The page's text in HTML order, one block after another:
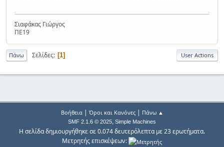
Σιαφάκας Γιώργος
ΠΕ19
Πάνω Σελίδες 1 User Actions
Βοήθεια| Όροι και Κανόνες| Πάνω ▲
SMF 2.1.6 © 2025, Simple Machines
Η σελίδα δημιουργήθηκε σε 0.074 δευτερόλεπτα με 23 ερωτήματα.
Μετρητής επισκέψεων: